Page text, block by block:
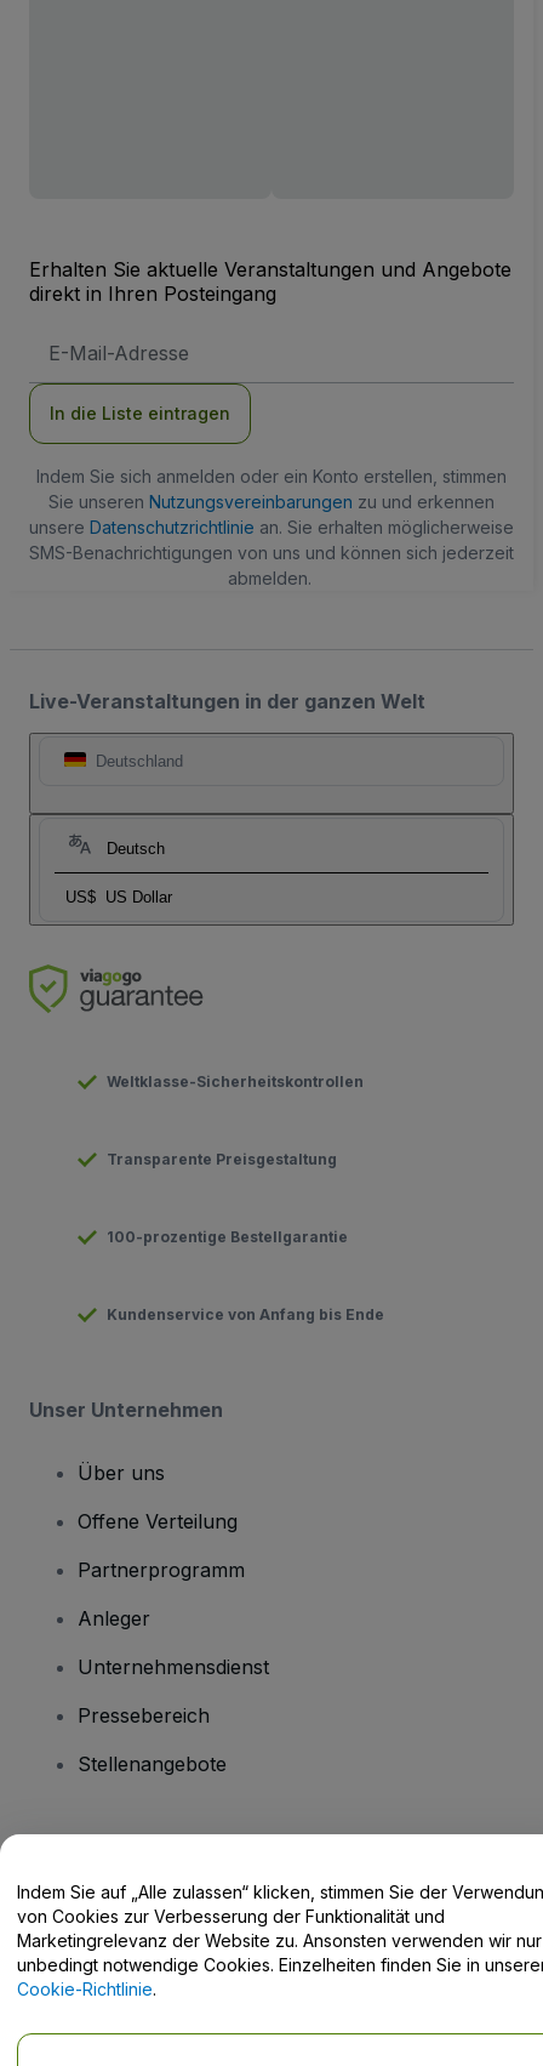
Erhalten Sie aktuelle Veranstaltungen und Angebote
direkt in Ihren Posteingang
Mail-
In die Liste eintragen
Indem Sie sich anmelden oder ein Konto erstellen, stimmen
Sie unseren Nutzungsvereinbarungen zu und erkennen
unsere Datenschutzrichtlinie an. Sie erhalten möglicherweise
SMS-Benachrichtigungen von uns und können sich jederzeit
abmelden.
Live-Veranstaltungen in der ganzen Welt
Deutschland
Deutsch
US$ US Dollar
Weltklasse-Sicherheitskontrollen
Transparente Preisgestaltung
100-prozentige Bestellgarantie
Kundenservice von Anfang bis Ende
Unser Unternehmen
Über uns
Offene Verteilung
Partnerprogramm
Anleger
Unternehmensdienst
Pressebereich
Stellenangebote
Hilfe-Center / Kontakt
Indem Sie auf „Alle zulassen“ klicken, stimmen Sie der
von Cookies zur Verbesserung der Funktionalität und
Marketingrelevanz der Website zu. Ansonsten verwenden wir nur
unbedingt notwendige Cookies. Einzelheiten finden Sie in
Cookie-Richtlinie.